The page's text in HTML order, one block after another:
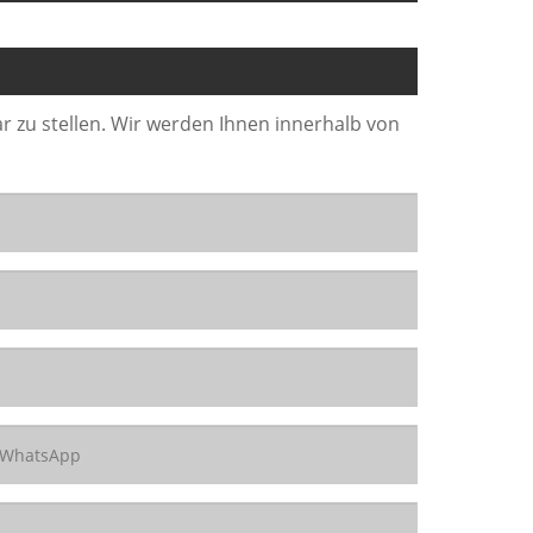
zu stellen. Wir werden Ihnen innerhalb von